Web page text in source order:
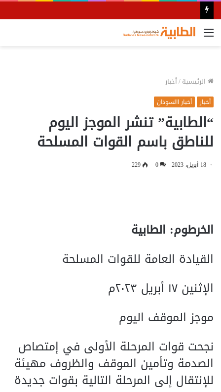
القائمة
الرئيسية/أخبار
أخبار أخبار االسودان
“الطابية” تنشر الموجز اليوم
للناطق باسم القوات المسلحة
18 أبريل، 2023 0
229
الخرطوم: الطابية
القيادة العامة للقوات المسلحة
الإثنين ١٧ أبريل ٢٠٢٣م
موجز الموقف اليوم
نجحت قوات المرحلة الأولى في إمتصاص
الصدمة وتأمين الموقف والظروف مهيئة
للإنتقال إلى المرحلة التالية بقوات جديدة